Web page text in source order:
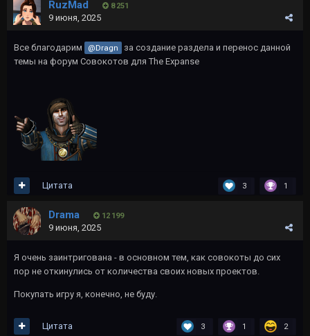
RuzMad 8 251
9 июня, 2025
Все благодарим @Dragn
за создание раздела и перенос данной
темы на форум Совокотов для The Expanse
3 1
Цитата
Drama 12 199
9 июня, 2025
Я очень заинтригована - в основном тем, как совокоты до сих
пор не откинулись от количества своих новых проектов.
Покупать игру я, конечно, не буду.
3 1 2
Цитата